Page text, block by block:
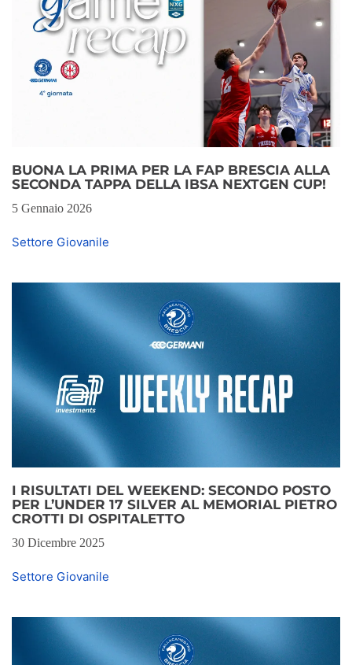
BUONA LA PRIMA PER LA FAP BRESCIA ALLA
SECONDA TAPPA DELLA IBSA NEXTGEN CUP!
5 Gennaio 2026
Settore Giovanile
I RISULTATI DEL WEEKEND: SECONDO POSTO
PER L’UNDER 17 SILVER AL MEMORIAL PIETRO
CROTTI DI OSPITALETTO
30 Dicembre 2025
Settore Giovanile